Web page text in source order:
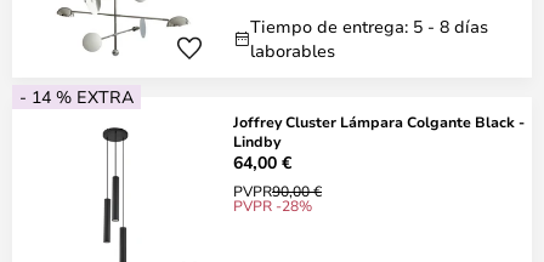
Tiempo de entrega: 5 - 8 días
laborables
- 14 % EXTRA
Joffrey Cluster Lámpara Colgante Black -
Lindby
64,00 €
PVPR90,00 €
PVPR -28%